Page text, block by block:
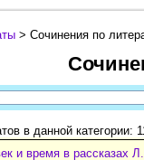
> Сочинения по
в данной категории:
и время в рассказах